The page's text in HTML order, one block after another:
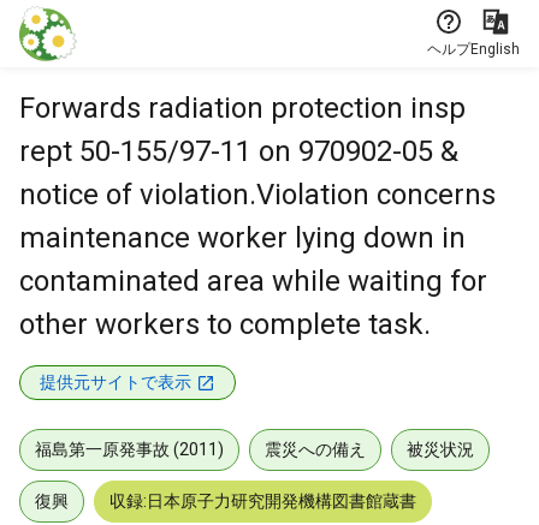
本文に飛ぶ
ヘルプEnglish
Forwards radiation protection insp
rept 50-155/97-11 on 970902-05 &
notice of violation.Violation concerns
maintenance worker lying down in
contaminated area while waiting for
other workers to complete task.
提供元サイトで表示
福島第一原発事故 (2011) 震災への備え 被災状況
復興 収録:日本原子力研究開発機構図書館蔵書